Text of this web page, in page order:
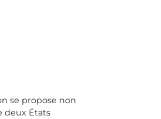
se propose non
deux États